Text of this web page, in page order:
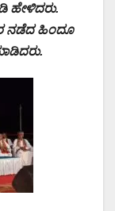
ಹೇಳಿದರು.
ನಡೆದ ಹಿಂದೂ